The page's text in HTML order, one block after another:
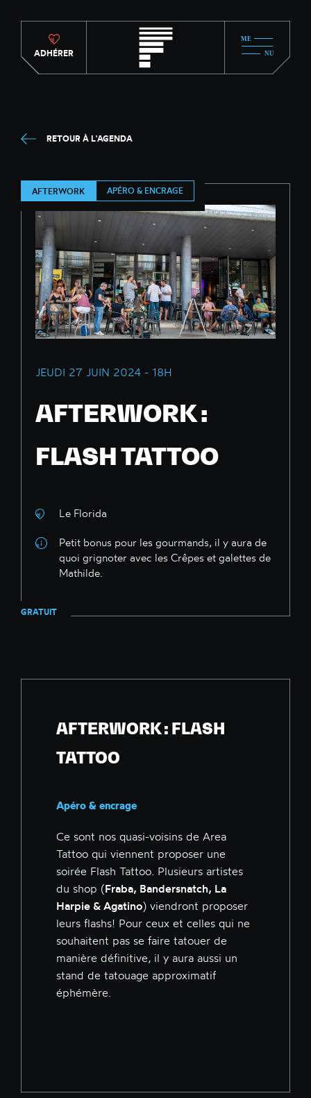
ADHÉRER
RETOUR À L'AGENDA
AFTERWORK APÉRO & ENCRAGE
JEUDI 27 JUIN 2024 - 18H
AFTERWORK :
FLASH TATTOO
Le Florida
Petit bonus pour les gourmands, il y aura de
quoi grignoter avec les Crêpes et galettes de
Mathilde.
GRATUIT
AFTERWORK : FLASH
TATTOO
Apéro & encrage
Ce sont nos quasi-voisins de Area
Tattoo qui viennent proposer une
soirée Flash Tattoo. Plusieurs artistes
du shop (Fraba, Bandersnatch, La
Harpie & Agatino) viendront proposer
leurs flashs! Pour ceux et celles qui ne
souhaitent pas se faire tatouer de
manière définitive, il y aura aussi un
stand de tatouage approximatif
éphémère.